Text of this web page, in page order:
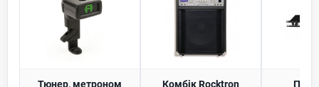
Тюнер, метроном
Комбік Rocktron